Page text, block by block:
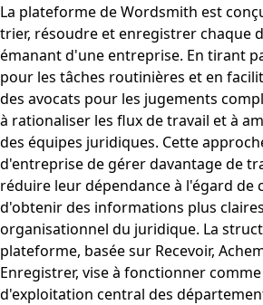
La plateforme de Wordsmith est
trier, résoudre et enregistrer chaque
émanant d'une entreprise. En tirant
pour les tâches routinières et en
des avocats pour les jugements
à rationaliser les flux de travail et à
des équipes juridiques. Cette
d'entreprise de gérer davantage de
réduire leur dépendance à l'égard de
d'obtenir des informations plus
organisationnel du juridique. La
plateforme, basée sur Recevoir,
Enregistrer, vise à fonctionner
d'exploitation central des